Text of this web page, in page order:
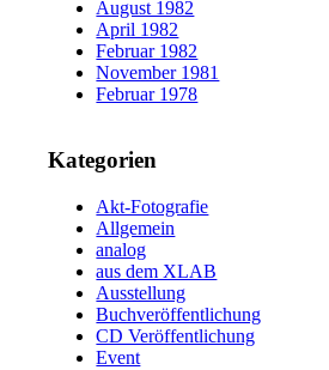
August 1982
April 1982
Februar 1982
November 1981
Februar 1978
Kategorien
Akt-Fotografie
Allgemein
analog
aus dem XLAB
Ausstellung
Buchveröffentlichung
CD Veröffentlichung
Event